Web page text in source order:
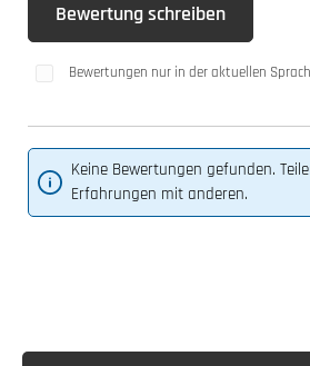
Bewertung schreiben
Bewertungen nur in der aktuellen
Keine Bewertungen gefunden.
Erfahrungen mit anderen.